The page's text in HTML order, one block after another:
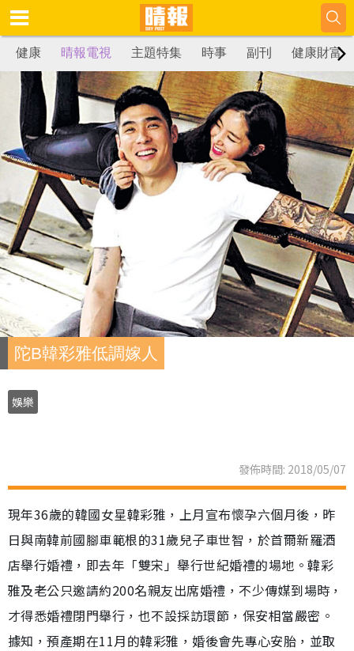
健康 晴報電視 主題特集 時事 副刊 健康財富
陀B韓彩雅低調嫁人
娛樂
發佈時間: 2018/05/07
現年36歲的韓國女星韓彩雅，上月宣布懷孕六個月後，昨
日與南韓前國腳車範根的31歲兒子車世智，於首爾新羅酒
店舉行婚禮，即去年「雙宋」舉行世紀婚禮的場地。韓彩
雅及老公只邀請約200名親友出席婚禮，不少傳媒到場時，
才得悉婚禮閉門舉行，也不設採訪環節，保安相當嚴密。
據知，預產期在11月的韓彩雅，婚後會先專心安胎，並取